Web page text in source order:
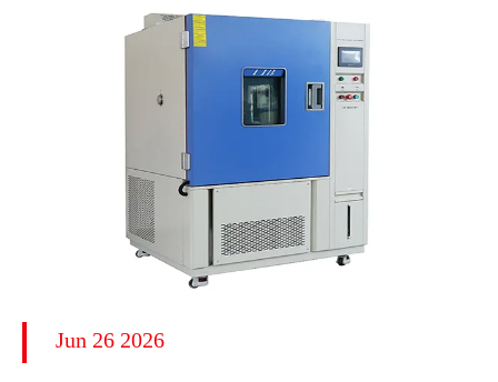
Jun 26 2026